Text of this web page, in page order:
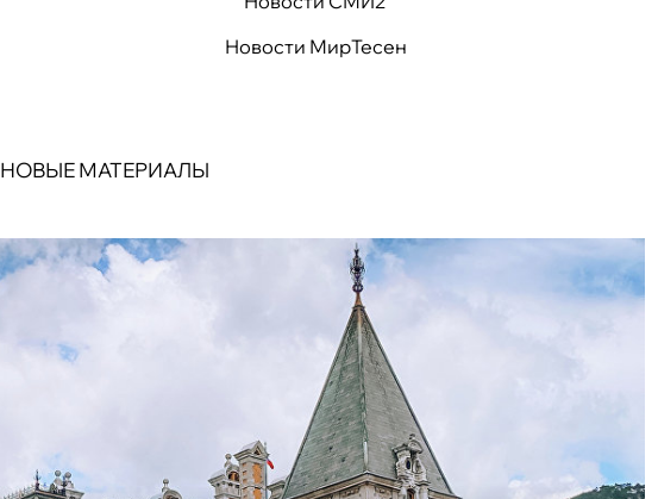
Новости МирТесен
НОВЫЕ МАТЕРИАЛЫ